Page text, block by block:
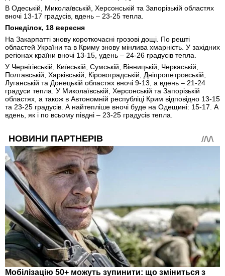
В Одеській, Миколаївській, Херсонській та Запорізькій областях
вночі 13-17 градусів, вдень – 23-25 тепла.
Понеділок, 18 вересня
На Закарпатті знову короткочасні грозові дощі. По решті
областей України та в Криму знову мінлива хмарність. У західних
регіонах країни вночі 13-15, удень – 24-26 градусів тепла.
У Чернігівській, Київській, Сумській, Вінницькій, Черкаській,
Полтавській, Харківській, Кіровоградській, Дніпропетровській,
Луганській та Донецькій областях вночі 9-13, а вдень – 21-24
градуси тепла. У Миколаївській, Херсонській та Запорізькій
областях, а також в Автономній республіці Крим відповідно 13-15
та 23-25 градусів. А найтепліше вночі буде на Одещині: 15-17. А
вдень, як і по всьому півдні – 23-25 градусів тепла.